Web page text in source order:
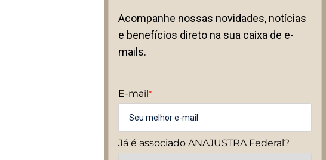
Acompanhe nossas novidades, notícias
e benefícios direto na sua caixa de e-
mails.
E-mail *
Já é associado ANAJUSTRA Federal?